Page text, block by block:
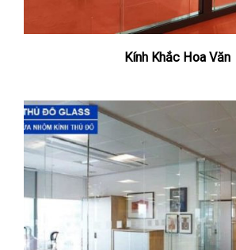
Kính Khắc Hoa Văn